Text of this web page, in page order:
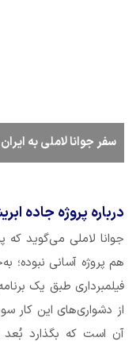
سفر جوانا لاملی به
درباره پروژه جاده
جوانا لاملی می‌گوید که
هم پروژه آسانی
فیلمبرداری طبق یک
از دشواری‌های این کار
آن است که بگذارد بُعد